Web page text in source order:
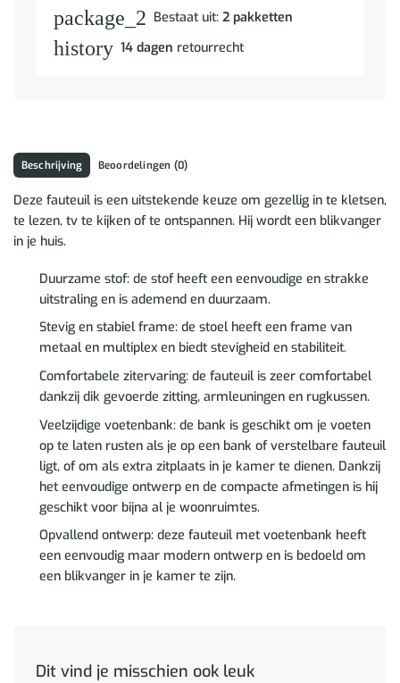
package_2 Bestaat uit: 2 pakketten
history 14 dagen retourrecht
Beschrijving Beoordelingen (0)
Deze fauteuil is een uitstekende keuze om gezellig in te kletsen,
te lezen, tv te kijken of te ontspannen. Hij wordt een blikvanger
in je huis.
Duurzame stof: de stof heeft een eenvoudige en strakke
uitstraling en is ademend en duurzaam.
Stevig en stabiel frame: de stoel heeft een frame van
metaal en multiplex en biedt stevigheid en stabiliteit.
Comfortabele zitervaring: de fauteuil is zeer comfortabel
dankzij dik gevoerde zitting, armleuningen en rugkussen.
Veelzijdige voetenbank: de bank is geschikt om je voeten
op te laten rusten als je op een bank of verstelbare fauteuil
ligt, of om als extra zitplaats in je kamer te dienen. Dankzij
het eenvoudige ontwerp en de compacte afmetingen is hij
geschikt voor bijna al je woonruimtes.
Opvallend ontwerp: deze fauteuil met voetenbank heeft
een eenvoudig maar modern ontwerp en is bedoeld om
een blikvanger in je kamer te zijn.
Dit vind je misschien ook leuk